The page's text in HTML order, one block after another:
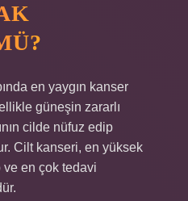
en yaygın kanser
güneşin zararlı
cilde nüfuz edip
Cilt kanseri, en yüksek
ve en çok tedavi